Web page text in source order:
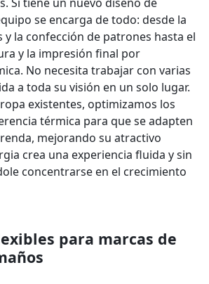
Si tiene un nuevo diseño de
se encarga de todo: desde la
y la confección de patrones hasta el
y la impresión final por
No necesita trabajar con varias
a toda su visión en un solo lugar.
existentes, optimizamos los
térmica para que se adapten
mejorando su atractivo
crea una experiencia fluida y sin
concentrarse en el crecimiento
para marcas de